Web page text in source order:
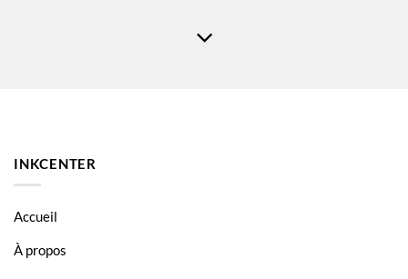
INKCENTER
Accueil
À propos